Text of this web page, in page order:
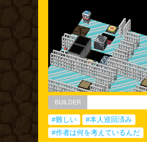
BUILDER
#難しい
#本人巡回済み
#作者は何を考えているんだ